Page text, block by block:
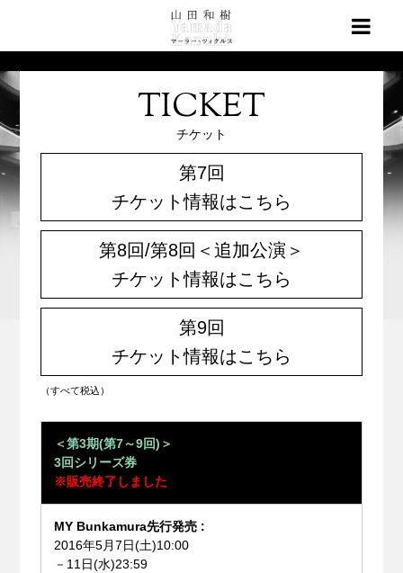
TICKET
チケット
第7回
チケット情報はこちら
第8回/第8回＜追加公演＞
チケット情報はこちら
第9回
チケット情報はこちら
（すべて税込）
＜第3期(第7～9回)＞
3回シリーズ券
※販売終了しました
2016年5月7日(土)10:00
－11日(水)23:59